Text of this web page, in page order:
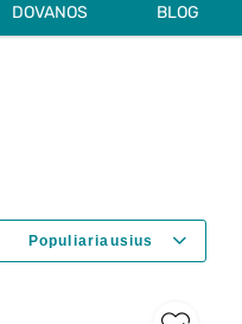
DOVANOS BLOG